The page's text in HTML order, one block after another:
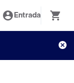
Entrada